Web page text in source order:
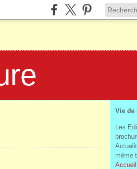
Vie de
Les
même